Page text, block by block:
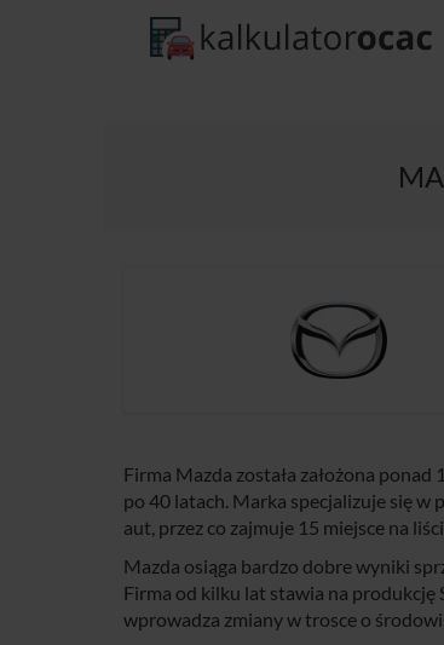
Firma Mazda została założona
po 40 latach. Marka specjalizuje się
aut, przez co zajmuje 15 miejsce na
Mazda osiąga bardzo dobre wyniki
Firma od kilku lat stawia na
wprowadza zmiany w trosce o